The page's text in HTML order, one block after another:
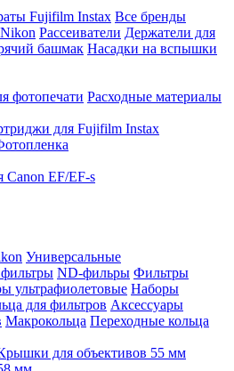
Fujifilm Instax Все бренды
Рассеиватели Держатели для
башмак Насадки на вспышки
фотопечати Расходные материалы
для Fujifilm Instax
Canon EF/EF-s
Универсальные
ND-фильры Фильтры
ультрафиолетовые Наборы
для фильтров Аксессуары
Макрокольца Переходные кольца
для объективов 55 мм